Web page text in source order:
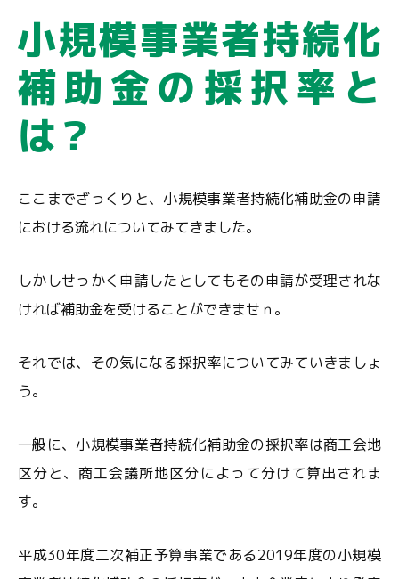
小規模事業者持続化
補助金の採択率と
は？
ここまでざっくりと、小規模事業者持続化補助金の申請
における流れについてみてきました。
しかしせっかく申請したとしてもその申請が受理されな
ければ補助金を受けることができませｎ。
それでは、その気になる採択率についてみていきましょ
う。
一般に、小規模事業者持続化補助金の採択率は商工会地
区分と、商工会議所地区分によって分けて算出されま
す。
平成30年度二次補正予算事業である2019年度の小規模